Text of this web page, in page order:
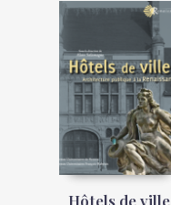
Hôtels de ville